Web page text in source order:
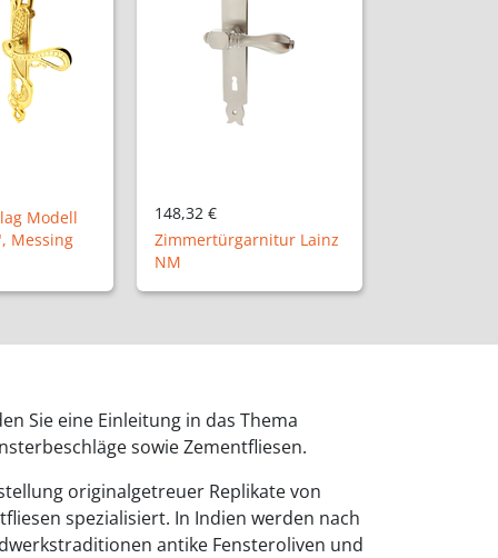
Lainz
31,98 €
Vollolive "Hannover P"
Sie eine Einleitung in das Thema
sowie Zementfliesen.
originalgetreuer Replikate von
spezialisiert. In Indien werden nach
antike Fensteroliven und